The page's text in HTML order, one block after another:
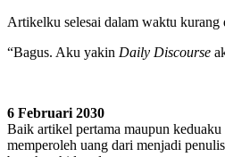
Artikelku selesai dalam waktu kurang
“Bagus. Aku yakin Daily Discourse
6 Februari 2030
Baik artikel pertama maupun
memperoleh uang dari menjadi